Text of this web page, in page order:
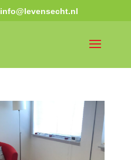
info@levensecht.nl